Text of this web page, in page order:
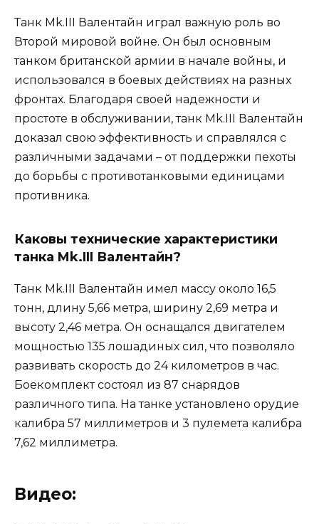
Танк Mk.III Валентайн играл важную роль во
Второй мировой войне. Он был основным
танком британской армии в начале войны, и
использовался в боевых действиях на разных
фронтах. Благодаря своей надежности и
простоте в обслуживании, танк Mk.III Валентайн
доказал свою эффективность и справлялся с
различными задачами – от поддержки пехоты
до борьбы с противотанковыми единицами
противника.
Каковы технические характеристики
танка Mk.III Валентайн?
Танк Mk.III Валентайн имел массу около 16,5
тонн, длину 5,66 метра, ширину 2,69 метра и
высоту 2,46 метра. Он оснащался двигателем
мощностью 135 лошадиных сил, что позволяло
развивать скорость до 24 километров в час.
Боекомплект состоял из 87 снарядов
различного типа. На танке установлено орудие
калибра 57 миллиметров и 3 пулемета калибра
7,62 миллиметра.
Видео: